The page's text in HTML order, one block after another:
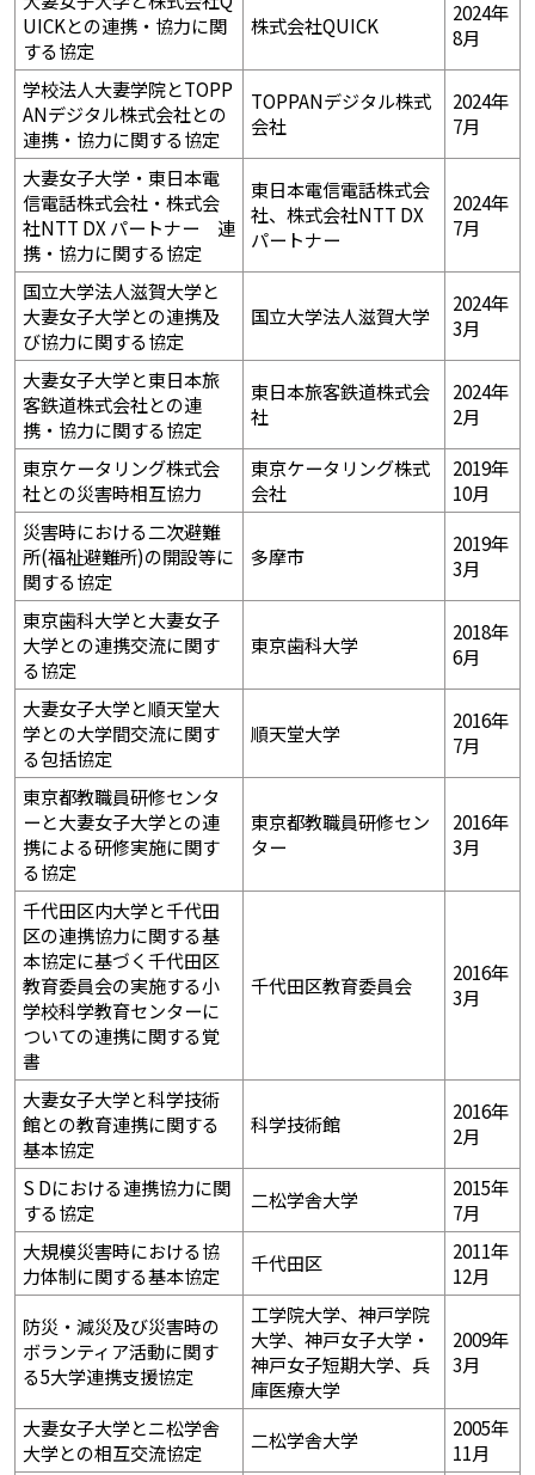
UICKとの連携・協力に関
する協定
株式会社QUICK
2024年
8月
学校法人大妻学院とTOPP
ANデジタル株式会社との
連携・協力に関する協定
TOPPANデジタル株式
会社
2024年
7月
大妻女子大学・東日本電
信電話株式会社・株式会
社NTT DX パートナー 連
携・協力に関する協定
東日本電信電話株式会
社、株式会社NTT DX
パートナー
2024年
7月
国立大学法人滋賀大学と
大妻女子大学との連携及
び協力に関する協定
国立大学法人滋賀大学
2024年
3月
大妻女子大学と東日本旅
客鉄道株式会社との連
携・協力に関する協定
東日本旅客鉄道株式会
社
2024年
2月
東京ケータリング株式会
社との災害時相互協力
東京ケータリング株式
会社
2019年
10月
災害時における二次避難
所(福祉避難所)の開設等に
関する協定
多摩市
2019年
3月
東京歯科大学と大妻女子
大学との連携交流に関す
る協定
東京歯科大学
2018年
6月
大妻女子大学と順天堂大
学との大学間交流に関す
る包括協定
順天堂大学
2016年
7月
東京都教職員研修センタ
ーと大妻女子大学との連
携による研修実施に関す
る協定
東京都教職員研修セン
ター
2016年
3月
千代田区内大学と千代田
区の連携協力に関する基
本協定に基づく千代田区
教育委員会の実施する小
学校科学教育センターに
ついての連携に関する覚
書
千代田区教育委員会
2016年
3月
大妻女子大学と科学技術
館との教育連携に関する
基本協定
科学技術館
2016年
2月
S Dにおける連携協力に関
する協定
二松学舎大学
2015年
7月
大規模災害時における協
力体制に関する基本協定
千代田区
2011年
12月
防災・減災及び災害時の
ボランティア活動に関す
る5大学連携支援協定
工学院大学、神戸学院
大学、神戸女子大学・
神戸女子短期大学、兵
庫医療大学
2009年
3月
大妻女子大学とニ松学舎
大学との相互交流協定
二松学舎大学
2005年
11月